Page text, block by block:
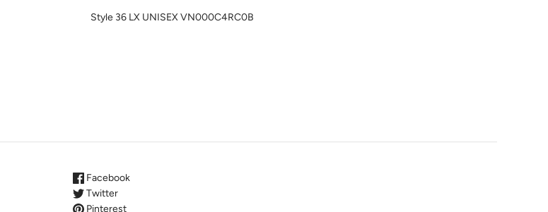
Style 36 LX UNISEX VN000C4RC0B
Facebook
Twitter
Pinterest